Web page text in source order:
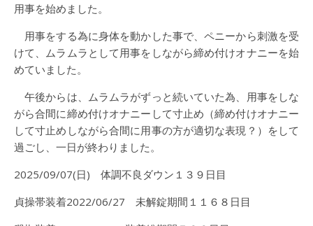
用事を始めました。
用事をする為に身体を動かした事で、ペニーから刺激を受
けて、ムラムラとして用事をしながら締め付けオナニーを始
めていました。
午後からは、ムラムラがずっと続いていた為、用事をしな
がら合間に締め付けオナニーして寸止め（締め付けオナニー
して寸止めしながら合間に用事の方が適切な表現？）をして
過ごし、一日が終わりました。
2025/09/07(日) 体調不良ダウン１３９日目
貞操帯装着2022/06/27 未解錠期間１１６８日目